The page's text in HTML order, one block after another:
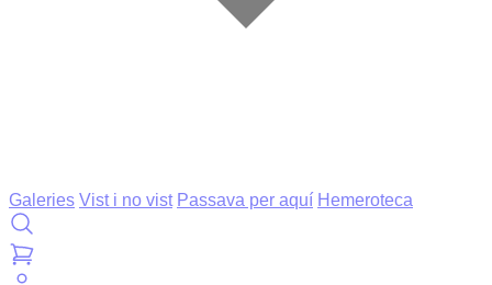
Galeries Vist i no vist Passava per aquí Hemeroteca